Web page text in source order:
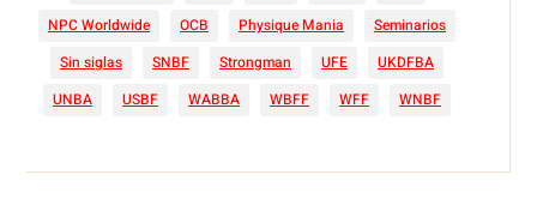
NPC Worldwide
OCB Physique Mania
Seminarios
Sin siglas
SNBF Strongman UFE
UKDFBA
UNBA
USBF WABBA WBFF WFF WNBF